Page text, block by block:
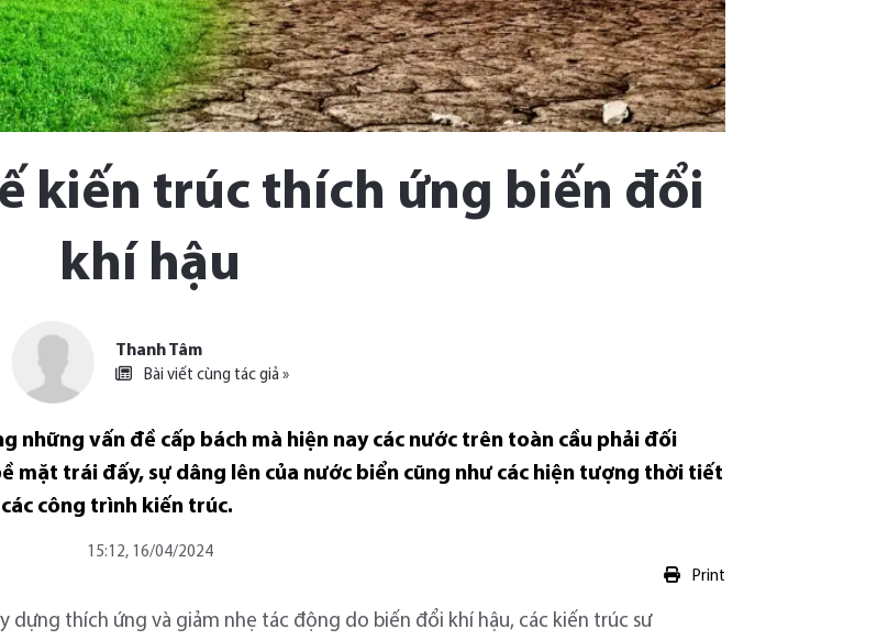
kiến trúc thích ứng biến đổi
khí hậu
Thanh Tâm
Bài viết cùng tác giả »
những vấn đề cấp bách mà hiện nay các nước trên toàn cầu phải đối
mặt trái đấy, sự dâng lên của nước biển cũng như các hiện tượng thời tiết
công trình kiến trúc.
15:12, 16/04/2024
Print
dựng thích ứng và giảm nhẹ tác động do biến đổi khí hậu, các kiến trúc sư